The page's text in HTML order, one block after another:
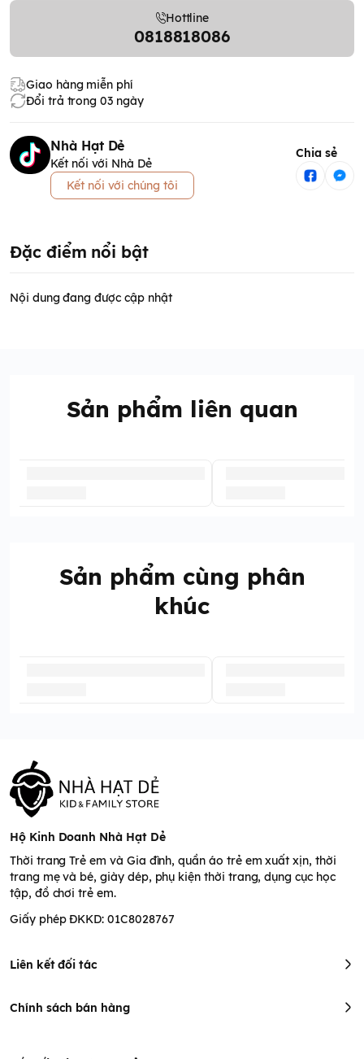
Hottline
0818818086
Giao hàng miễn phí
Đổi trả trong 03 ngày
Nhà Hạt Dẻ
Kết nối với Nhà Dẻ
Kết nối với chúng tôi
Chia sẻ
Đặc điểm nổi bật
Nội dung đang được cập nhật
Sản phẩm liên quan
Sản phẩm cùng phân
khúc
Hộ Kinh Doanh Nhà Hạt Dẻ
Thời trang Trẻ em và Gia đình, quần áo trẻ em xuất xịn, thời
trang mẹ và bé, giày dép, phụ kiện thời trang, dụng cục học
tập, đồ chơi trẻ em.
Giấy phép ĐKKD: 01C8028767
Liên kết đối tác
Chính sách bán hàng